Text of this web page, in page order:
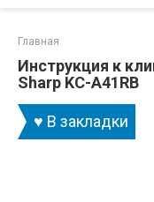
Главная
Инструкция к
Sharp KC-A41RB
♥ В закладки